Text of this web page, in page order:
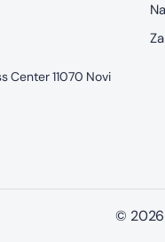
Center 11070 Novi
© 2026